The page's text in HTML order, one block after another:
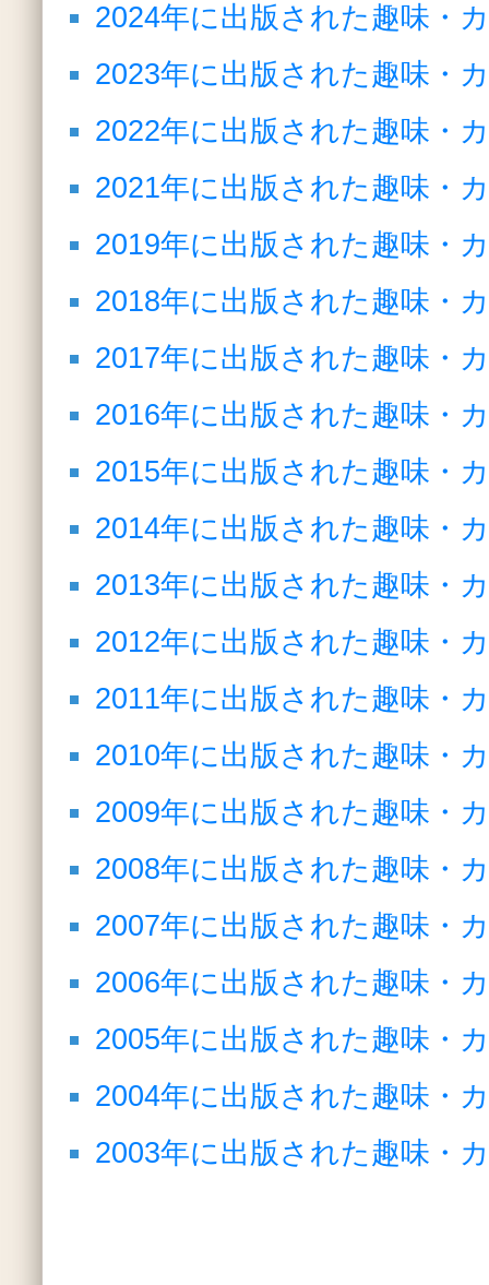
2024年に出版された趣味・
2023年に出版された趣味・
2022年に出版された趣味・
2021年に出版された趣味・
2019年に出版された趣味・
2018年に出版された趣味・
2017年に出版された趣味・
2016年に出版された趣味・
2015年に出版された趣味・
2014年に出版された趣味・
2013年に出版された趣味・
2012年に出版された趣味・
2011年に出版された趣味・
2010年に出版された趣味・
2009年に出版された趣味・
2008年に出版された趣味・
2007年に出版された趣味・
2006年に出版された趣味・
2005年に出版された趣味・
2004年に出版された趣味・
2003年に出版された趣味・